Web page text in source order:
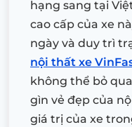
hạng sang tại
cao cấp của xe
ngày và duy trì
nội thất xe
không thể bỏ
gìn vẻ đẹp của
giá trị của xe